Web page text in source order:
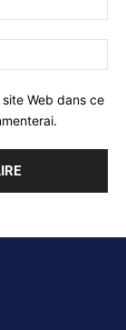
Web dans ce